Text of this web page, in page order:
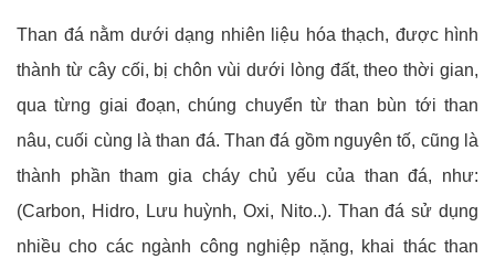
Than đá nằm dưới dạng nhiên liệu hóa thạch, được hình
thành từ cây cối, bị chôn vùi dưới lòng đất, theo thời gian,
qua từng giai đoạn, chúng chuyển từ than bùn tới than
nâu, cuối cùng là than đá. Than đá gồm nguyên tố, cũng là
thành phần tham gia cháy chủ yếu của than đá, như:
(Carbon, Hidro, Lưu huỳnh, Oxi, Nito..). Than đá sử dụng
nhiều cho các ngành công nghiệp nặng, khai thác than